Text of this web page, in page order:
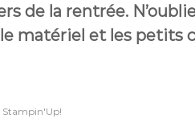
de la rentrée.
matériel et les petits
Stampin'Up!